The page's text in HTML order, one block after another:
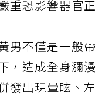
重恐影響器官
男不僅是一般
，造成全身瀰
發出現暈眩、